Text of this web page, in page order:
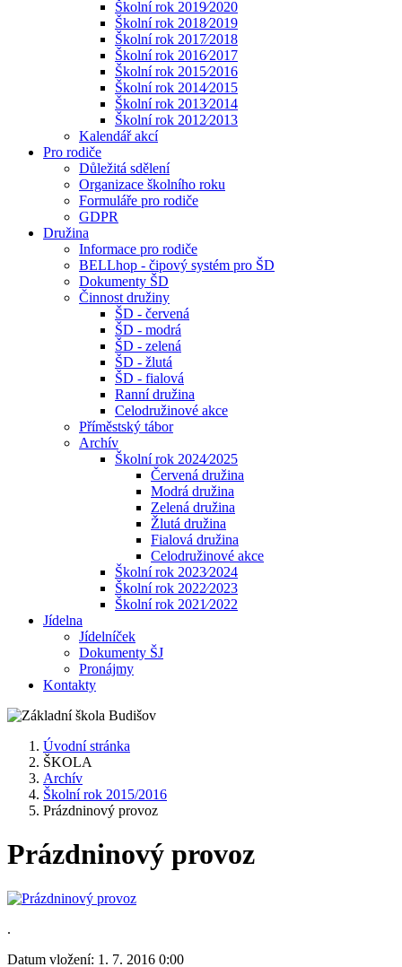
Školní rok 2019⁄2020
Školní rok 2018⁄2019
Školní rok 2017⁄2018
Školní rok 2016⁄2017
Školní rok 2015⁄2016
Školní rok 2014⁄2015
Školní rok 2013⁄2014
Školní rok 2012⁄2013
Kalendář akcí
Pro rodiče
Důležitá sdělení
Organizace školního roku
Formuláře pro rodiče
GDPR
Družina
Informace pro rodiče
BELLhop - čipový systém pro ŠD
Dokumenty ŠD
Činnost družiny
ŠD - červená
ŠD - modrá
ŠD - zelená
ŠD - žlutá
ŠD - fialová
Ranní družina
Celodružinové akce
Příměstský tábor
Archív
Školní rok 2024⁄2025
Červená družina
Modrá družina
Zelená družina
Žlutá družina
Fialová družina
Celodružinové akce
Školní rok 2023⁄2024
Školní rok 2022⁄2023
Školní rok 2021⁄2022
Jídelna
Jídelníček
Dokumenty ŠJ
Pronájmy
Kontakty
Úvodní stránka
ŠKOLA
Archív
Školní rok 2015/2016
Prázdninový provoz
Prázdninový provoz
.
Datum vložení: 1. 7. 2016 0:00